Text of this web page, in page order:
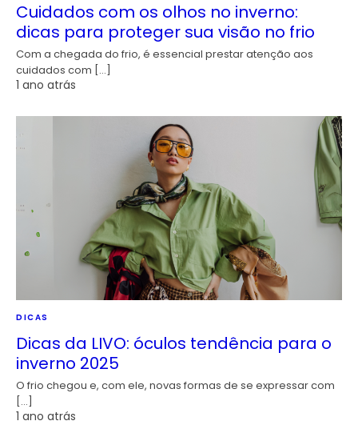
Cuidados com os olhos no inverno:
dicas para proteger sua visão no frio
Com a chegada do frio, é essencial prestar atenção aos
cuidados com […]
1 ano atrás
DICAS
Dicas da LIVO: óculos tendência para o
inverno 2025
O frio chegou e, com ele, novas formas de se expressar com
[…]
1 ano atrás